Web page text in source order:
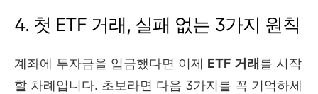
4. 첫 ETF 거래, 실패 없는 3가지 원칙
계좌에 투자금을 입금했다면 이제 ETF 거래 를 시작
할 차례입니다. 초보라면 다음 3가지를 꼭 기억하세